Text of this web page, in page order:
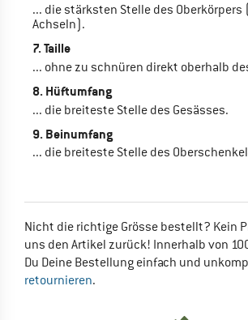
... die stärksten Stelle des
Achseln).
7. Taille
... ohne zu schnüren direkt oberhalb
8. Hüftumfang
... die breiteste Stelle des Gesässes.
9. Beinumfang
... die breiteste Stelle des
Nicht die richtige Grösse bestellt? Kein
uns den Artikel zurück! Innerhalb von
Du Deine Bestellung einfach und
retournieren.